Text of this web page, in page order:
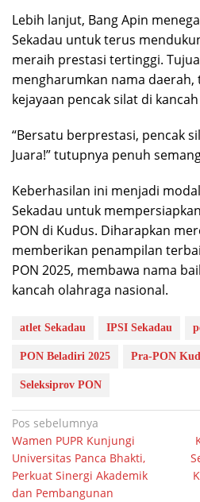
Lebih lanjut, Bang Apin
Sekadau untuk terus
meraih prestasi tertinggi.
mengharumkan nama
kejayaan pencak silat di
“Bersatu berprestasi, pencak
Juara!” tutupnya penuh
Keberhasilan ini menjadi
Sekadau untuk
PON di Kudus. Diharapkan
memberikan penampilan
PON 2025, membawa nama
kancah olahraga nasional.
atlet Sekadau IPSI Sekadau
PON Beladiri 2025 Pra-PON
Seleksiprov PON
Navigasi
pos
Pos sebelumnya
Wamen PUPR Kunjungi
Universitas Panca Bhakti,
Perkuat Sinergi Akademik
dan Pembangunan